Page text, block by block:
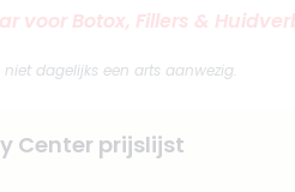
voor Botox, Fillers &
dagelijks een arts aanwezig.
Center prijslijst